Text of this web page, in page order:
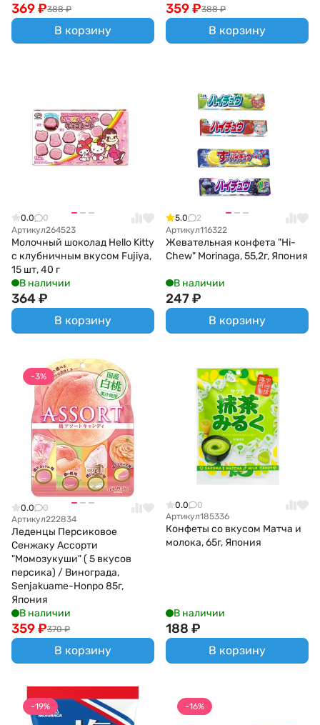
388 ₽
369₽
В корзину
388 ₽
359₽
В корзину
0.0
0
Артикул264523
Молочный шоколад Hello Kitty
с клубничным вкусом Fujiya,
15 шт, 40 г
В наличии
364₽
В корзину
5.0
2
Артикул116322
Жевательная конфета "Hi-
Chew" Morinaga, 55,2г, Япония
В наличии
247₽
В корзину
-3%
0.0
0
Артикул222834
Леденцы Персиковое
Сенжаку Ассорти
"Момозукуши" ( 5 вкусов
персика) / Винограда,
Senjakuame-Honpo 85г,
Япония
В наличии
370 ₽
359₽
В корзину
0.0
0
Артикул185336
Конфеты со вкусом Матча и
молока, 65г, Япония
В наличии
188 ₽
В корзину
-19% -16%